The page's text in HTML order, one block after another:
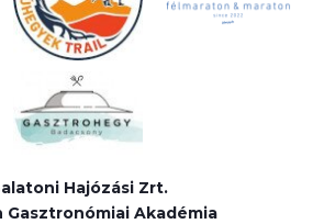
Hajózási Zrt.
Gasztronómiai Akadémia